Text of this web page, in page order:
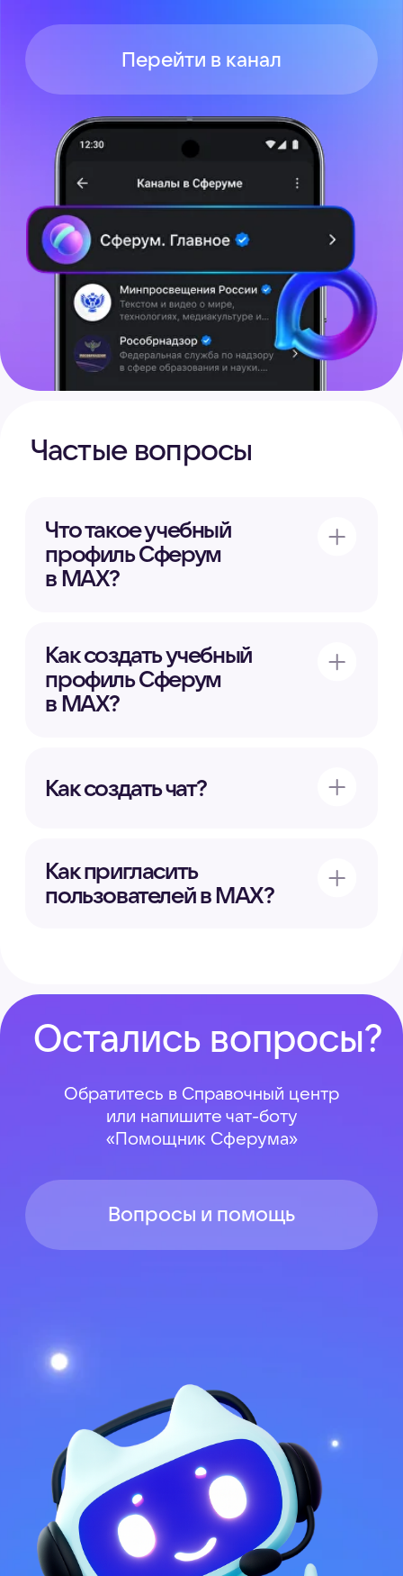
© 2025 Сферум. Все права защищены
Администратору
Курс для педагогов
СМИ о нас
Родителю
Педагогу
Главная
О сервисе
iPhone
Техническая документация
Windows
MacOS
Веб-версия
Пользовательское соглашение
Конфиденциальность
Помощник Сферума
Справочный центр
Полезная информация